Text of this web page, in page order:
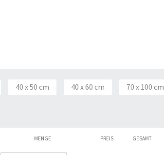
40 x 50 cm 40 x 60 cm 70 x 100 cm
MENGE PREIS GESAMT